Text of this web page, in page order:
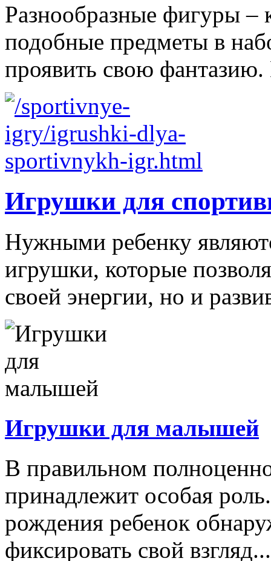
Разнообразные фигуры –
подобные предметы в
проявить свою
Игрушки для
Нужными ребенку
игрушки, которые
своей энергии, но и
Игрушки для малышей
В правильном
принадлежит особая
рождения ребенок
фиксировать свой взгляд...